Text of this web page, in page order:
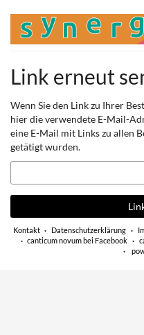
Zum
Haupt-
Inhalt
Link erneut
Wenn Sie den Link zu Ihrer
hier die verwendete E-Mail-
eine E-Mail mit Links zu allen
getätigt wurden.
E-
Mail
Kontakt Datenschutzerklärung
canticum novum bei Facebook